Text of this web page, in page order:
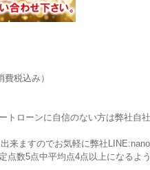
費税込み）
トローンに自信のない方は弊社自
来ますのでお気軽に弊社
点数5点中平均点4点以上になるよ